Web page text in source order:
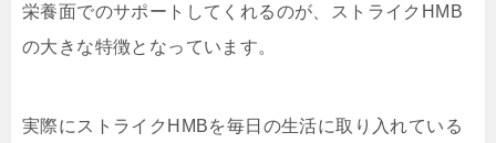
栄養面でのサポートしてくれるのが、ストライクHMB
の大きな特徴となっています。
実際にストライクHMBを毎日の生活に取り入れている